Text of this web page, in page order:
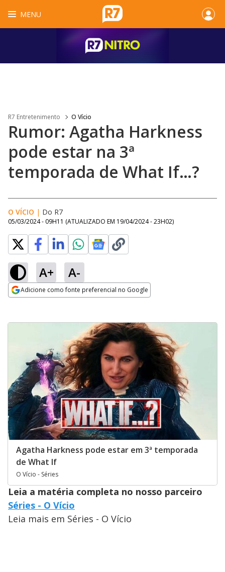
MENU
R7 Entretenimento O Vício
Rumor: Agatha Harkness
pode estar na 3ª
temporada de What If…?
O VÍCIO | Do R7
05/03/2024 - 09H11 (ATUALIZADO EM 19/04/2024 - 23H02)
A+ A-
Adicione como fonte preferencial no Google
Agatha Harkness pode estar em 3ª temporada
de What If
O Vício - Séries
Leia a matéria completa no nosso parceiro
Séries - O Vício
Leia mais em Séries - O Vício